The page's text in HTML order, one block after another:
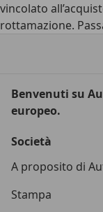
vincolato
rottamazione.
Benvenuti su
europeo.
Società
A proposito di
Stampa